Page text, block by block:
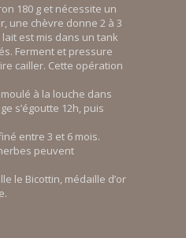
180 g et nécessite un
une chèvre donne 2 à 3
est mis dans un tank
Ferment et pressure
cailler. Cette opération
à la louche dans
s’égoutte 12h, puis
entre 3 et 6 mois.
peuvent
le Bicottin, médaille d’or